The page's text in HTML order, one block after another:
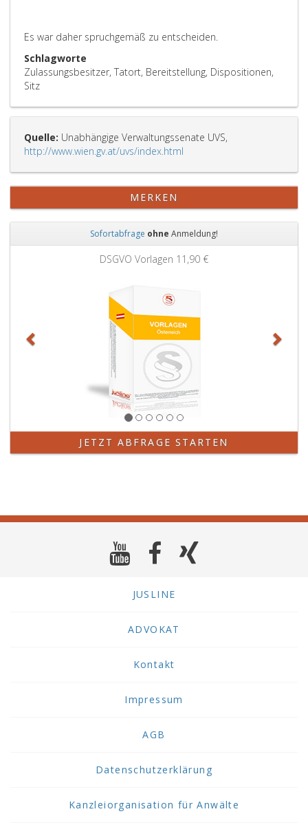
Es war daher spruchgemäß zu entscheiden.
Schlagworte
Zulassungsbesitzer, Tatort, Bereitstellung, Dispositionen,
Sitz
Quelle: Unabhängige Verwaltungssenate UVS,
http://www.wien.gv.at/uvs/index.html
MERKEN
Sofortabfrage ohne Anmeldung!
DSGVO Vorlagen 11,90 €
JETZT ABFRAGE STARTEN
JUSLINE
ADVOKAT
Kontakt
Impressum
AGB
Datenschutzerklärung
Kanzleiorganisation für Anwälte